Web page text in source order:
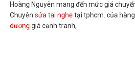
Hoàng Nguyên mang đến mức giá
Chuyên sửa tai nghe tại tphcm. của hàng
dương giá cạnh tranh,